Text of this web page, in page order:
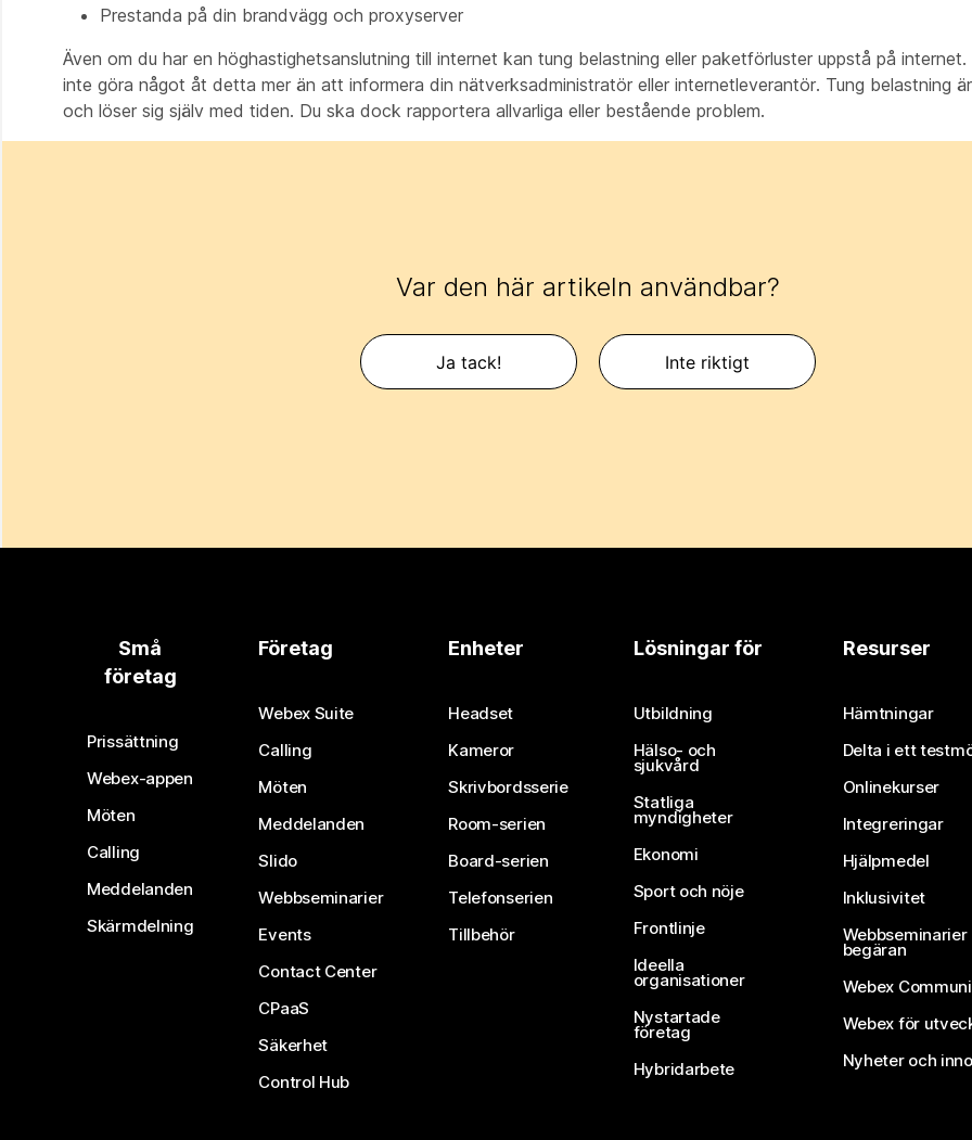
Prestanda på din brandvägg och proxyserver
Även om du har en höghastighetsanslutning till internet kan tung belastning eller paketförluster uppstå på
inte göra något åt detta mer än att informera din nätverksadministratör eller internetleverantör. Tung belastning
och löser sig själv med tiden. Du ska dock rapportera allvarliga eller bestående problem.
Var den här artikeln användbar?
Ja tack! Inte riktigt
Små
företag
Prissättning
Webex-appen
Möten
Calling
Meddelanden
Skärmdelning
Företag
Webex Suite
Calling
Möten
Meddelanden
Slido
Webbseminarier
Events
Contact Center
CPaaS
Säkerhet
Control Hub
Enheter
Headset
Kameror
Skrivbordsserie
Room-serien
Board-serien
Telefonserien
Tillbehör
Lösningar för
Utbildning
Hälso- och
sjukvård
Statliga
myndigheter
Ekonomi
Sport och nöje
Frontlinje
Ideella
organisationer
Nystartade
företag
Hybridarbete
Resurser
Hämtningar
Delta i ett
Onlinekurser
Integreringar
Hjälpmedel
Inklusivitet
begäran
Webex
Webex för
Nyheter och